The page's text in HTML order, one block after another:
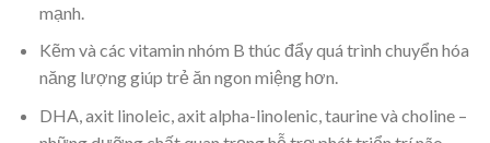
mạnh.
Kẽm và các vitamin nhóm B thúc đẩy quá trình chuyển hóa
năng lượng giúp trẻ ăn ngon miệng hơn.
DHA, axit linoleic, axit alpha-linolenic, taurine và choline –